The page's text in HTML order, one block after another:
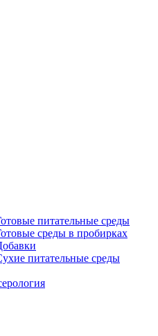
питательные среды
среды в пробирках
питательные среды